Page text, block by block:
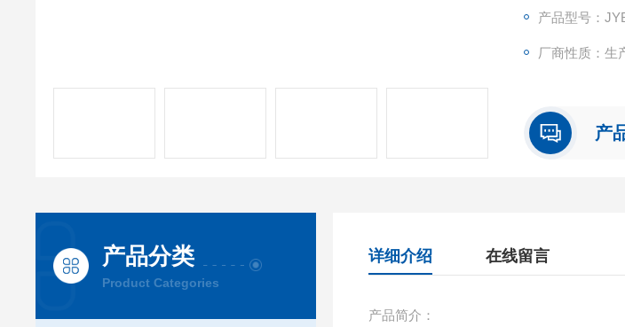
产品型号：
厂商性质：生
产
产品分类
Product Categories
详细介绍 在线留言
产品简介：